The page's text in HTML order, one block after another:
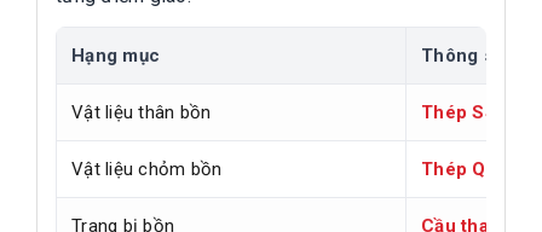
Hạng mục Thông số
Vật liệu thân bồn Thép SS400
Vật liệu chỏm bồn Thép Q345B
Trang bị bồn
Cầu thang,